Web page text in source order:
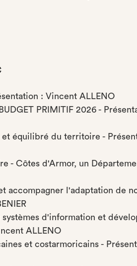
: Vincent ALLENO
PRIMITIF 2026 -
équilibré du territoire -
- Côtes d'Armor, un
accompagner l'adaptation de
d'information et
ALLENO
et costarmoricains -